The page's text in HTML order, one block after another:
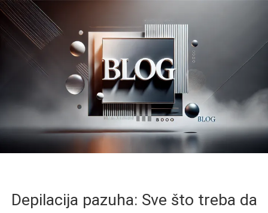
Depilacija pazuha: Sve što treba da